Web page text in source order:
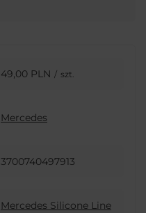
49,00 PLN / szt.
Mercedes
3700740497913
Mercedes Silicone Line